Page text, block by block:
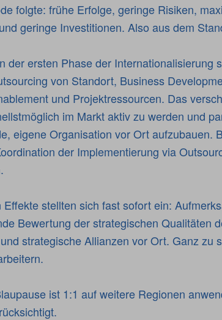
folgte: frühe Erfolge, geringe Risiken,
geringe Investitionen. Also aus dem
der ersten Phase der Internationalisierung
von Standort, Business
und Projektressourcen. Das
im Markt aktiv zu werden und
eigene Organisation vor Ort aufzubauen.
der Implementierung via
Effekte stellten sich fast sofort ein:
Bewertung der strategischen Qualitäten
strategische Allianzen vor Ort. Ganz zu
ist 1:1 auf weitere Regionen